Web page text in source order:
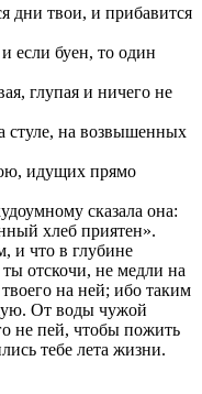
дни твои, и прибавится
если буен, то один
глупая и ничего не
стуле, на возвышенных
идущих прямо
сказала она:
хлеб приятен».
и что в глубине
отскочи, не медли на
на ней; ибо таким
От воды чужой
не пей, чтобы пожить
тебе лета жизни.